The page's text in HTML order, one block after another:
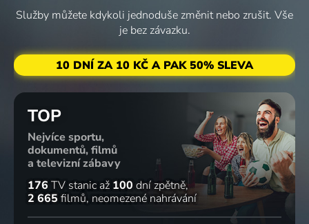
Služby můžete kdykoli jednoduše změnit nebo zrušit. Vše
je bez závazku.
10 DNÍ ZA 10 KČ A PAK 50% SLEVA
TOP
Nejvíce sportu,
dokumentů, filmů
a televizní zábavy
176 TV stanic až 100 dní zpětně
2 665 filmů neomezené nahrávání